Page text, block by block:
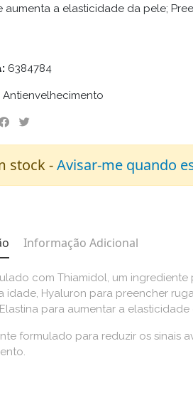
aumenta a elasticidade da pele;
6384784
Antienvelhecimento
stock -Avisar-me quando
Informação Adicional
com Thiamidol, um
idade, Hyaluron para preencher
para aumentar a elasticidade
formulado para reduzir os sinais